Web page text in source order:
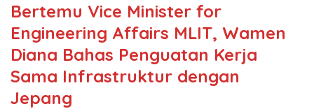
Bertemu Vice Minister for
Engineering Affairs MLIT, Wamen
Diana Bahas Penguatan Kerja
Sama Infrastruktur dengan
Jepang